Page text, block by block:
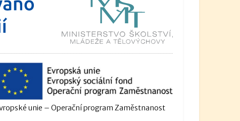
unie – Operační program Zaměstnanost